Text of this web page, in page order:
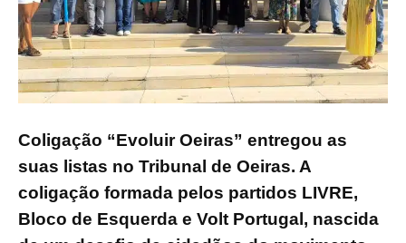
Coligação “Evoluir Oeiras” entregou as
suas listas no Tribunal de Oeiras. A
coligação formada pelos partidos LIVRE,
Bloco de Esquerda e Volt Portugal, nascida